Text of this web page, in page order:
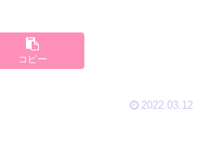
コピー
2022.03.12